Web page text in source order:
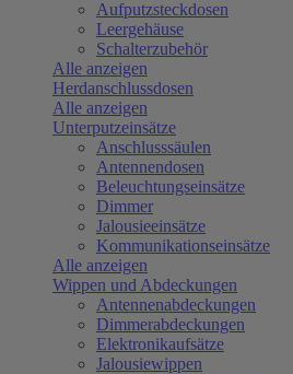
Aufputzsteckdosen
Leergehäuse
Schalterzubehör
Alle anzeigen
Herdanschlussdosen
Alle anzeigen
Unterputzeinsätze
Anschlusssäulen
Antennendosen
Beleuchtungseinsätze
Dimmer
Jalousieeinsätze
Kommunikationseinsätze
Alle anzeigen
Wippen und Abdeckungen
Antennenabdeckungen
Dimmerabdeckungen
Elektronikaufsätze
Jalousiewippen